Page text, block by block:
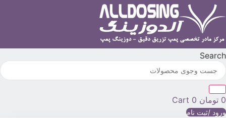
Search
0 تومان 0
Cart
ورود /ثبت نام